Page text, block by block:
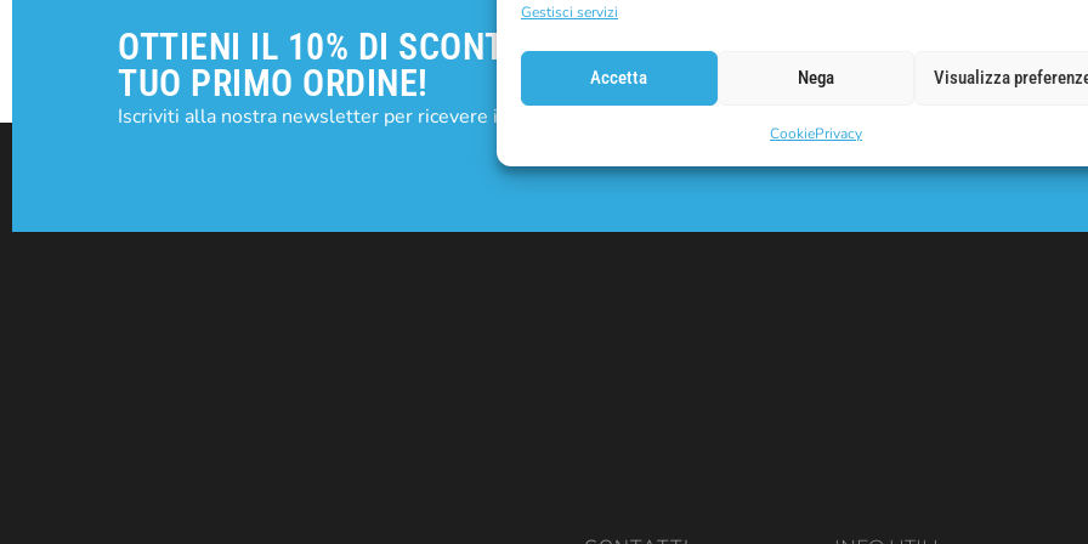
Gestisci servizi
Accetta Nega Visualizza
CookiePrivacy
OTTIENI IL 10% DI SCONTO SUL
TUO PRIMO ORDINE!
Iscriviti alla nostra newsletter per ricevere il tuo codice sconto.
E-Mail